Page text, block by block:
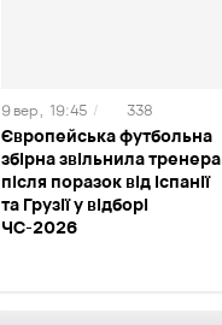
Європейська футбольна
збірна звільнила тренера
після поразок від Іспанії
та Грузії у відборі
ЧС-2026
9 вер , 19:45 / 338